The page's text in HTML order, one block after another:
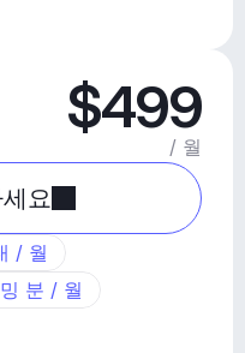
$499
/ 월
요
/ 월
분 / 월